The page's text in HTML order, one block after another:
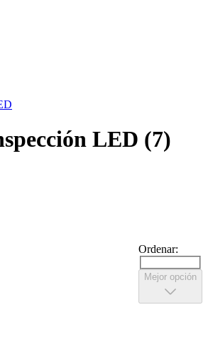
LED (7)
Ordenar:
Mejor opción